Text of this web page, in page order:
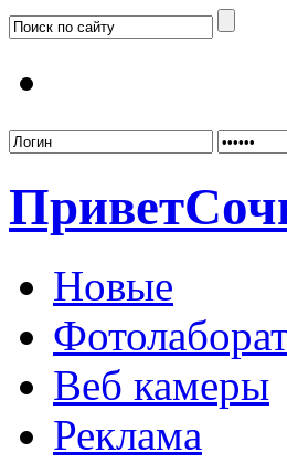
Привет
Новые
Веб камеры
Реклама